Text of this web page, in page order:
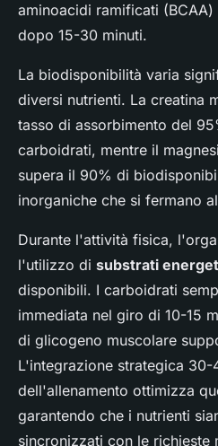
aminoacidi ramificati
dopo 15-30 minuti.
La biodisponibilità varia
diversi nutrienti. La creatina
tasso di assorbimento del
carboidrati, mentre il
supera il 90% di
inorganiche che si fermano
Durante l'attività fisica,
l'utilizzo di substrati
disponibili. I carboidrati
immediata nel giro di 10-15
di glicogeno muscolare
L'integrazione strategica 30-
dell'allenamento ottimizza
garantendo che i nutrienti
sincronizzati con le richieste